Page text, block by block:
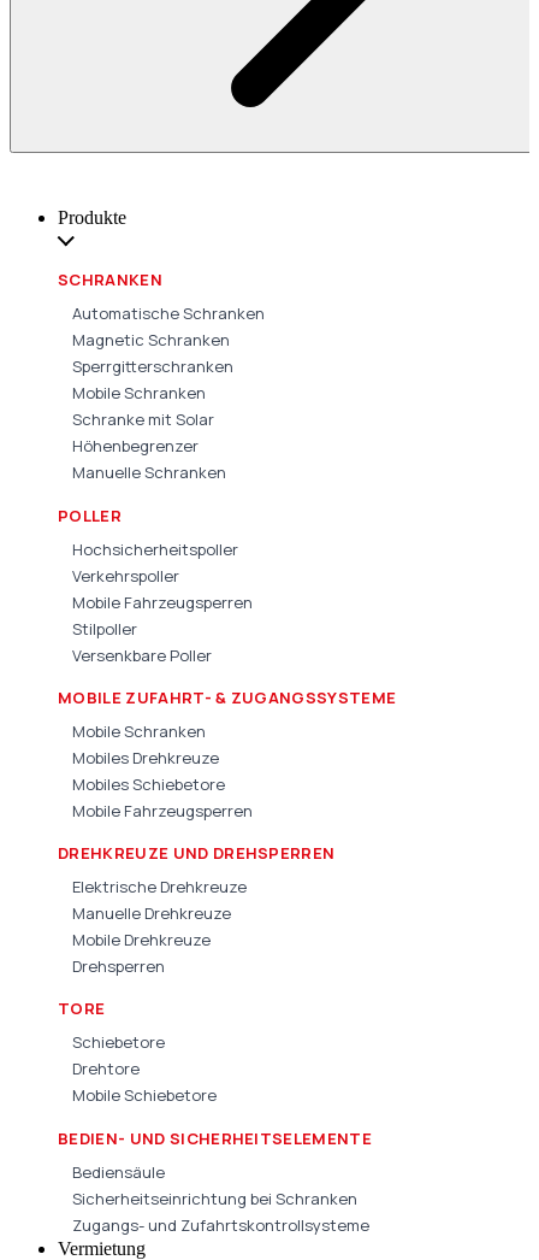
Produkte
SCHRANKEN
Automatische Schranken
Magnetic Schranken
Sperrgitterschranken
Mobile Schranken
Schranke mit Solar
Höhenbegrenzer
Manuelle Schranken
POLLER
Hochsicherheitspoller
Verkehrspoller
Mobile Fahrzeugsperren
Stilpoller
Versenkbare Poller
MOBILE ZUFAHRT- & ZUGANGSSYSTEME
Mobile Schranken
Mobiles Drehkreuze
Mobiles Schiebetore
Mobile Fahrzeugsperren
DREHKREUZE UND DREHSPERREN
Elektrische Drehkreuze
Manuelle Drehkreuze
Mobile Drehkreuze
Drehsperren
TORE
Schiebetore
Drehtore
Mobile Schiebetore
BEDIEN- UND SICHERHEITSELEMENTE
Bediensäule
Sicherheitseinrichtung bei Schranken
Zugangs- und Zufahrtskontrollsysteme
Vermietung